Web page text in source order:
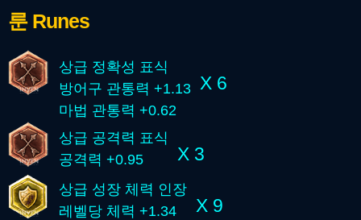
룬 Runes
상급 정확성 표식
방어구 관통력 +1.13
마법 관통력 +0.62
X 6
상급 공격력 표식
공격력 +0.95
X 3
상급 성장 체력 인장
레벨당 체력 +1.34
X 9